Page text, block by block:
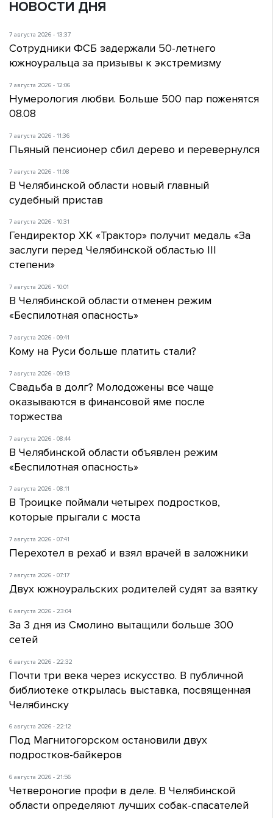
НОВОСТИ ДНЯ
7 августа 2026 - 13:37
Сотрудники ФСБ задержали 50-летнего
южноуральца за призывы к экстремизму
7 августа 2026 - 12:06
Нумерология любви. Больше 500 пар поженятся
08.08
7 августа 2026 - 11:36
Пьяный пенсионер сбил дерево и перевернулся
7 августа 2026 - 11:08
В Челябинской области новый главный
судебный пристав
7 августа 2026 - 10:31
Гендиректор ХК «Трактор» получит медаль «За
заслуги перед Челябинской областью III
степени»
7 августа 2026 - 10:01
В Челябинской области отменен режим
«Беспилотная опасность»
7 августа 2026 - 09:41
Кому на Руси больше платить стали?
7 августа 2026 - 09:13
Свадьба в долг? Молодожены все чаще
оказываются в финансовой яме после
торжества
7 августа 2026 - 08:44
В Челябинской области объявлен режим
«Беспилотная опасность»
7 августа 2026 - 08:11
В Троицке поймали четырех подростков,
которые прыгали с моста
7 августа 2026 - 07:41
Перехотел в рехаб и взял врачей в заложники
7 августа 2026 - 07:17
Двух южноуральских родителей судят за взятку
6 августа 2026 - 23:04
За 3 дня из Смолино вытащили больше 300
сетей
6 августа 2026 - 22:32
Почти три века через искусство. В публичной
библиотеке открылась выставка, посвященная
Челябинску
6 августа 2026 - 22:12
Под Магнитогорском остановили двух
подростков-байкеров
6 августа 2026 - 21:56
Четвероногие профи в деле. В Челябинской
области определяют лучших собак-спасателей